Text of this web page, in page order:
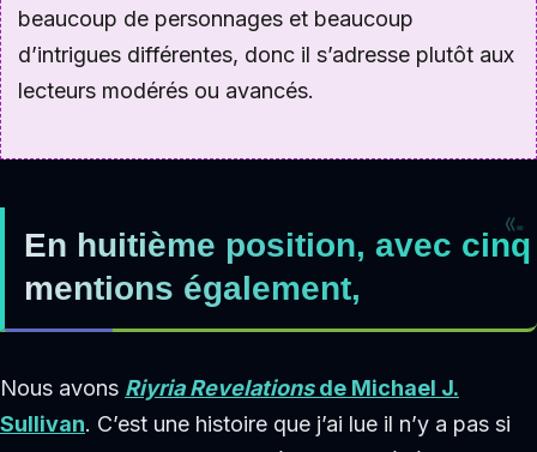
beaucoup de personnages et beaucoup
d’intrigues différentes, donc il s’adresse plutôt aux
lecteurs modérés ou avancés.
En huitième position, avec cinq
mentions également,
Nous avons Riyria Revelationsde Michael J.
Sullivan. C’est une histoire que j’ai lue il n’y a pas si